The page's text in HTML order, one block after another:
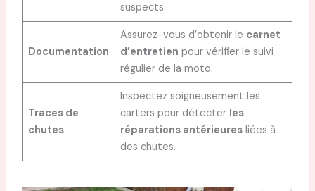
suspects.
Documentation
Assurez-vous d’obtenir le carnet
d’entretien pour vérifier le suivi
régulier de la moto.
Traces de
chutes
Inspectez soigneusement les
carters pour détecter les
réparations antérieures liées à
des chutes.